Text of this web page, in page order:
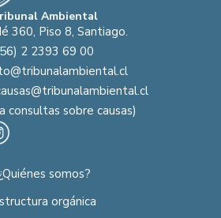
Ambiental
360, Piso 8, Santiago.
2 2393 69 00
consultas sobre causas)
somos?
orgánica